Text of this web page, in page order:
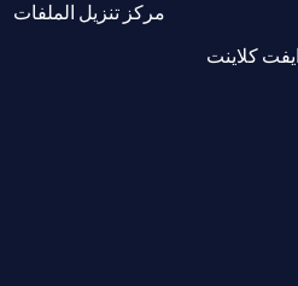
كلاينت
مركز تنزيل الملفات